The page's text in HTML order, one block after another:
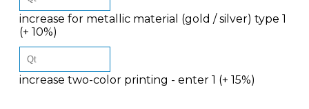
increase for metallic material (gold / silver) type 1
(+ 10%)
increase two-color printing - enter 1 (+ 15%)